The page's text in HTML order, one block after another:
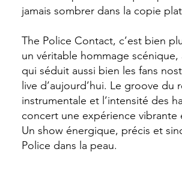
jamais sombrer dans la copie
The Police Contact, c’est bien
un véritable hommage
qui séduit aussi bien les fans
live d’aujourd’hui. Le groove
instrumentale et l’intensité des
concert une expérience vibrante
Un show énergique, précis et
Police dans la peau.